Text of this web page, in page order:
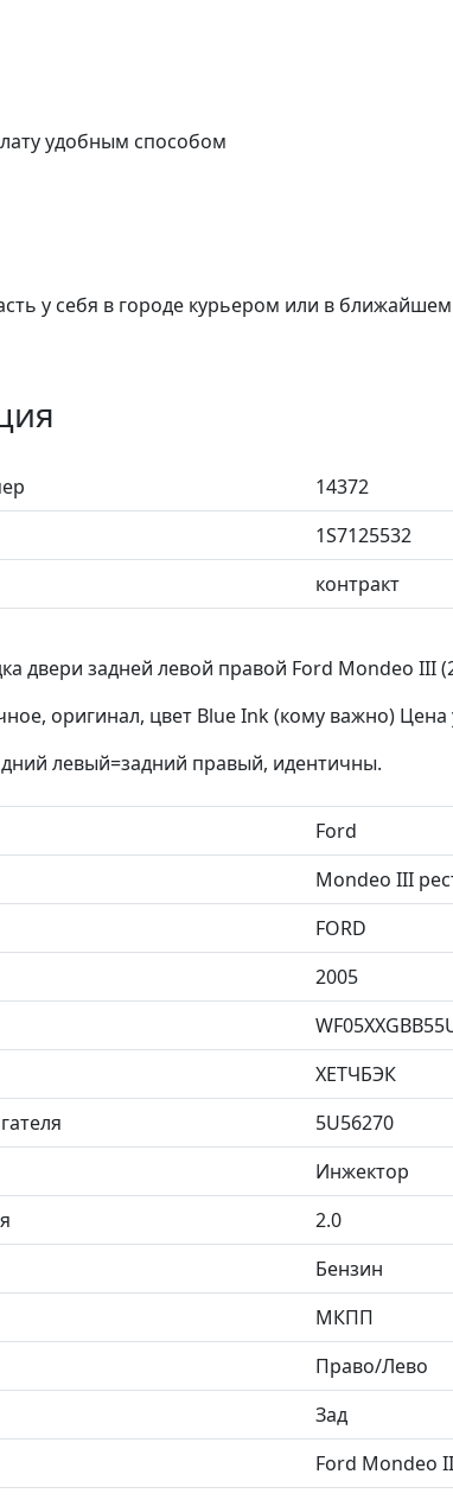
удобным способом
у себя в городе курьером или в
14372
1S7125532
контракт
двери задней левой правой Ford Mondeo III
оригинал, цвет Blue Ink (кому важно) Цена
левый=задний правый, идентичны.
Ford
Mondeo III
FORD
2005
ХЕТЧБЭК
5U56270
Инжектор
2.0
Бензин
МКПП
Право/Лево
Зад
Ford Mondeo